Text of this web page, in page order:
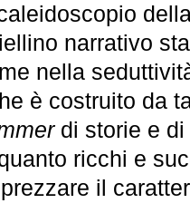
narrativo
nella
è costruito da
di storie e di
ricchi e
il